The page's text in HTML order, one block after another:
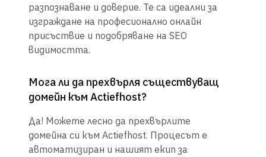
разпознаване и доверие. Те са идеални за
изграждане на професионално онлайн
присъствие и подобряване на SEO
видимостта.
Мога ли да прехвърля съществуващ
домейн към Actiefhost?
Да! Можете лесно да прехвърлите
домейна си към Actiefhost. Процесът е
автоматизиран и нашият екип за